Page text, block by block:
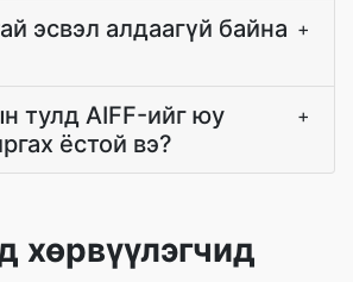
эсвэл алдаагүй байна +
тулд AIFF-ийг юу
ёстой вэ?
+
хөрвүүлэгчид